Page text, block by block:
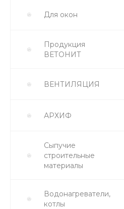
Для окон
Продукция
ВЕТОНИТ
ВЕНТИЛЯЦИЯ
АРХИФ
Сыпучие
строительные
материалы
Водонагреватели,
котлы